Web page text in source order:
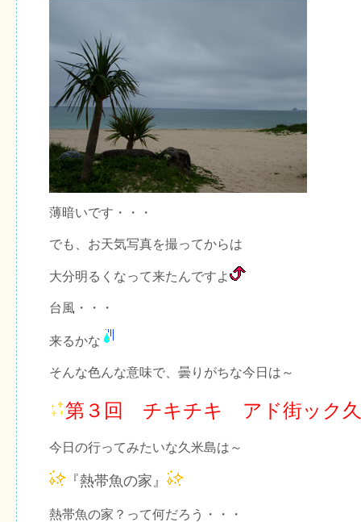
薄暗いです・・・
でも、お天気写真を撮ってからは
大分明るくなって来たんですよ
台風・・・
来るかな
そんな色んな意味で、曇りがちな今日は～
第３回 チキチキ アド街ック久
今日の行ってみたいな久米島は～
『熱帯魚の家』
熱帯魚の家？って何だろう・・・